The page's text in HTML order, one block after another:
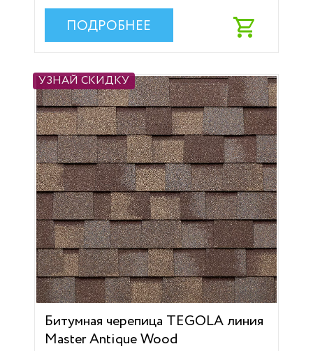
ПОДРОБНЕЕ
УЗНАЙ СКИДКУ
Битумная черепица TEGOLA линия
Master Antique Wood